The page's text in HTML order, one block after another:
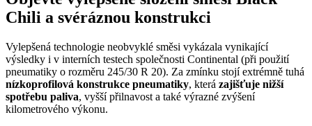
Chili a svéráznou konstrukci
Vylepšená technologie neobvyklé směsi vykázala vynikající
výsledky i v interních testech společnosti Continental (při použití
pneumatiky o rozměru 245/30 R 20). Za zmínku stojí extrémně tuhá
nízkoprofilová konstrukce pneumatiky, která zajišťuje nižší
spotřebu paliva, vyšší přilnavost a také výrazné zvýšení
kilometrového výkonu.